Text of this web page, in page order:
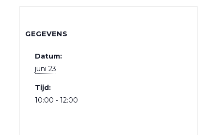
GEGEVENS
Datum:
juni 23
Tijd:
10:00 - 12:00